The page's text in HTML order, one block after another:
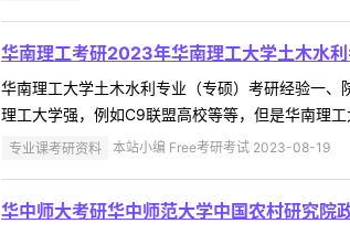
华南理工考研2023年华南理工大学土木水
华南理工大学土木水利专业（专硕）考研经验一
理工大学强，例如C9联盟高校等等，但是华南理
专业课考研资料 本站小编 Free考研考试 2023-08-19
华中师大考研华中师范大学中国农村研究院